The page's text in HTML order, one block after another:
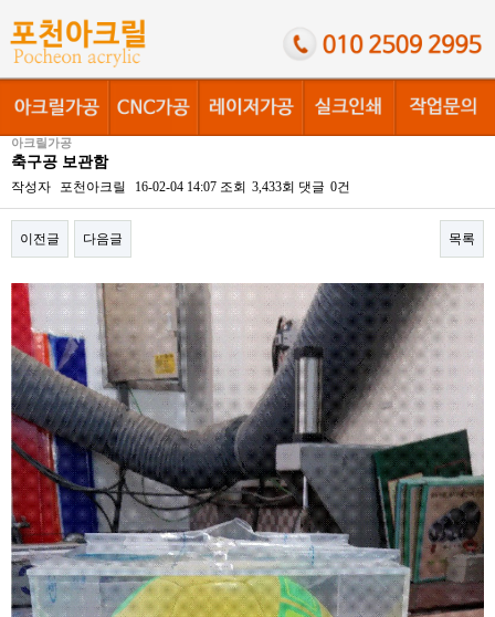
아크릴가공
축구공 보관함
작성자 포천아크릴 16-02-04 14:07 조회 3,433회 댓글 0건
이전글 다음글 목록
본문